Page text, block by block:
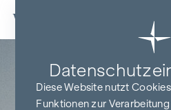
Zum Inhalt springen
Diese Website nutzt
Funktionen zur